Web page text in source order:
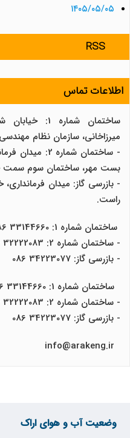
۱۴۰۵/۰۵/۰۵
RSS
اطلاعات تماس
ساختمان
میرزاخانی، سازمان نظام
- ساختمان
بست مهر، ساختمان سوم
- بازرسی گاز: میدان
راست.
ساختمان شماره 1: 33144660 086.
- ساختمان شماره 2: 32222083 086
- بازرسی گاز: 34223077 086
ساختمان شماره 1: 33144660 086.
- ساختمان شماره 2: 32222083 086
- بازرسی گاز: 34223077 086
وضعیت آب و هوای اراک